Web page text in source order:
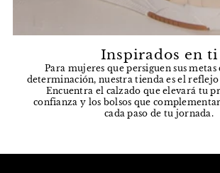
Inspirados en ti
Para mujeres que persiguen sus metas
determinación, nuestra tienda es el reflejo
Encuentra el calzado que elevará tu
confianza y los bolsos que
cada paso de tu jornada.